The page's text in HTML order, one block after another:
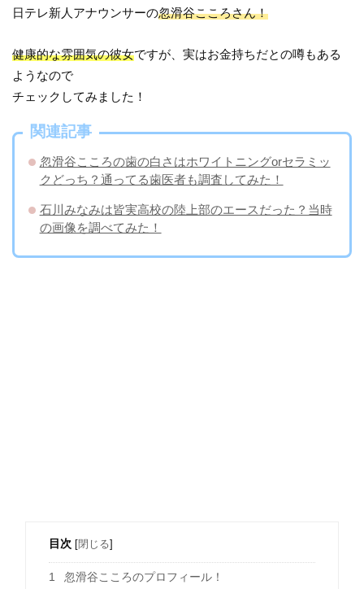
日テレ新人アナウンサーの忽滑谷こころさん！
健康的な雰囲気の彼女ですが、実はお金持ちだとの噂もある
ようなので
チェックしてみました！
関連記事
忽滑谷こころの歯の白さはホワイトニングorセラミッ
クどっち？通ってる歯医者も調査してみた！
石川みなみは皆実高校の陸上部のエースだった？当時
の画像を調べてみた！
目次 [閉じる]
1 忽滑谷こころのプロフィール！